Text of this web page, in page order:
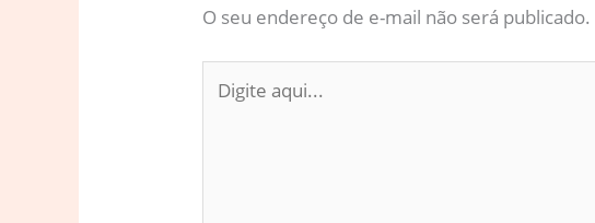
O seu endereço de e-mail não será publicado.
aqui...